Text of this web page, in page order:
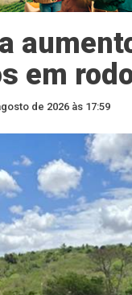
em
de 2026 às 17:59